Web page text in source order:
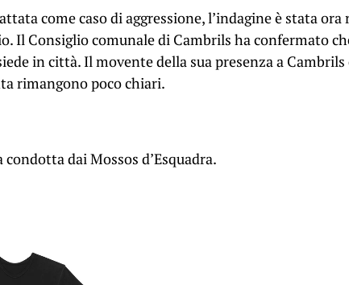
come caso di aggressione, l’indagine è stata ora
Il Consiglio comunale di Cambrils ha confermato
in città. Il movente della sua presenza a Cambrils
rimangono poco chiari.
condotta dai Mossos d’Esquadra.